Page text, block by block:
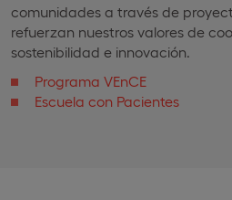
comunidades a través de
refuerzan nuestros valores de
sostenibilidad e innovación.​
Programa VEnCE
Escuela con Pacientes